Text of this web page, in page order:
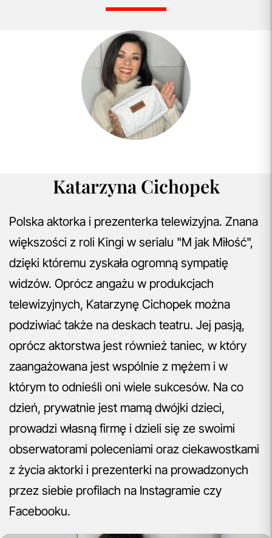
Korzystanie ze Sklepu Internetowego lub Konta po tym
terminie oznacza akceptację wprowadzonych zmian.
Darmowa Dostawa i Zwrot
Naszym celem jest zapewnienie błyskawicznej i
efektywnej realizacji zamówień w naszym sklepie. Dzięki
nowoczesnemu magazynowi oraz zaawansowanym
technologicznie systemom IT, zamówienia są zazwyczaj
przeczytaj więcejKatarzyna Cichopek
Polska aktorka i prezenterka telewizyjna. Znana
większości z roli Kingi w serialu "M jak Miłość",
dzięki któremu zyskała ogromną sympatię
widzów. Oprócz angażu w produkcjach
telewizyjnych, Katarzynę Cichopek można
podziwiać także na deskach teatru. Jej pasją,
oprócz aktorstwa jest również taniec, w który
zaangażowana jest wspólnie z mężem i w
którym to odnieśli oni wiele sukcesów. Na co
dzień, prywatnie jest mamą dwójki dzieci,
prowadzi własną firmę i dzieli się ze swoimi
obserwatorami poleceniami oraz ciekawostkami
z życia aktorki i prezenterki na prowadzonych
przez siebie profilach na Instagramie czy
Facebooku.